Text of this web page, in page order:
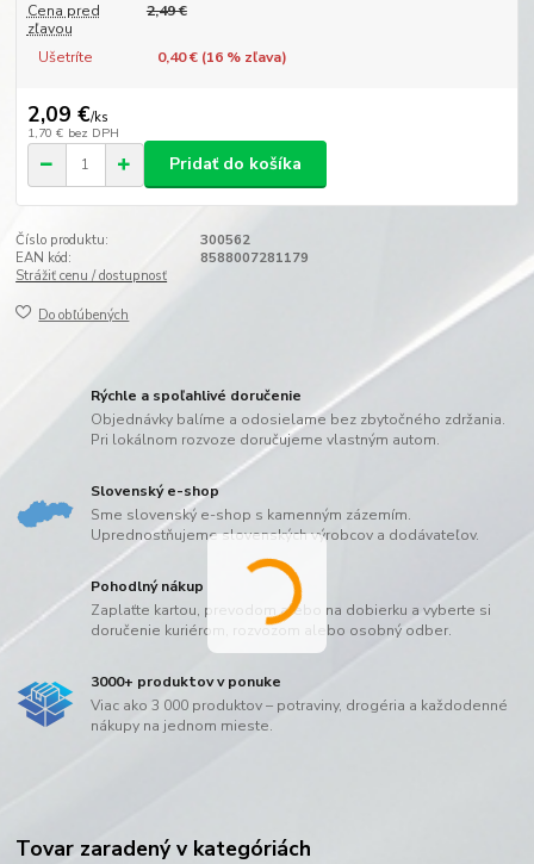
Cena pred
zľavou
2,49 €
Ušetríte 0,40 € (16% zľava)
2,09 €/ks
1,70 € bez DPH
Pridať do košíka
Číslo produktu:
300562
EAN kód:
8588007281179
Strážiť cenu / dostupnosť
Do obľúbených
Rýchle a spoľahlivé doručenie
Objednávky balíme a odosielame bez zbytočného zdržania.
Pri lokálnom rozvoze doručujeme vlastným autom.
Slovenský e-shop
Sme slovenský e-shop s kamenným zázemím.
Uprednostňujeme slovenských výrobcov a dodávateľov.
Pohodlný nákup
Zaplaťte kartou, prevodom alebo na dobierku a vyberte si
doručenie kuriérom, rozvozom alebo osobný odber.
3000+ produktov v ponuke
Viac ako 3 000 produktov – potraviny, drogéria a každodenné
nákupy na jednom mieste.
Tovar zaradený v kategóriách